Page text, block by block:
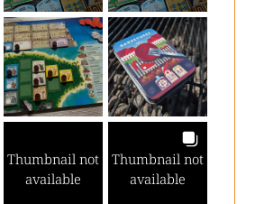
Thumbnail not
available
Thumbnail not
available